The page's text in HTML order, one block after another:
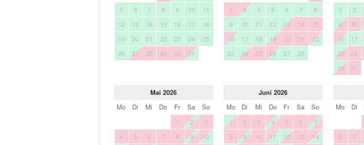
5
6 7 8 9 10
11
12
13 14 15 16 17
18
19
20 21 22 23 24
25
26
27 28 29 30 31
2
3 4 5 6 7
8
9
10 11 12 13 14
15
16
17 18 19 20 21
22
23
24 25 26 27 28
2
3
9
10
16
17
23
24
30
31
Mai 2026
Mo
Di Mi Do Fr Sa
So
1
2
3
4
5 6 7 8 9
10
Juni 2026
Mo
Di Mi Do Fr Sa
So
1
2 3 4 5 6
7
8
9 10 11 12 13
14
Mo
Di
6
7